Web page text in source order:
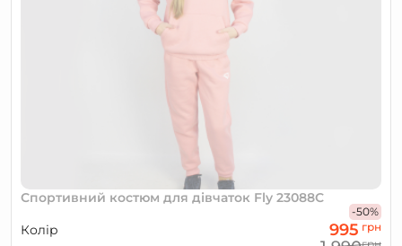
Спортивний костюм для дівчаток Fly 23088С
Колір
-50%
995 грн